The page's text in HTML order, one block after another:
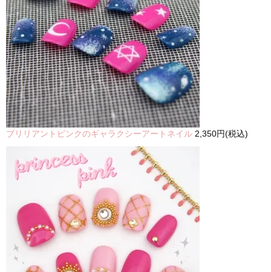
ブリリアントピンクのギャラクシーアートネイル 2,350円(税込)